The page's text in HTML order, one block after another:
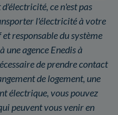
ce n'est pas
l'électricité à votre
responsable du système
une agence Enedis à
de prendre contact
de logement, une
électrique, vous pouvez
peuvent vous venir en